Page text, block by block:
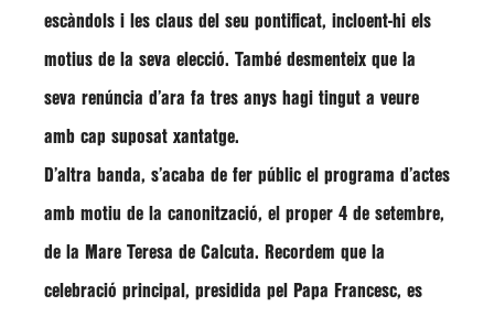
escàndols i les claus del seu pontificat, incloent-hi els
motius de la seva elecció. També desmenteix que la
seva renúncia d’ara fa tres anys hagi tingut a veure
amb cap suposat xantatge.
D’altra banda, s’acaba de fer públic el programa d’actes
amb motiu de la canonització, el proper 4 de setembre,
de la Mare Teresa de Calcuta. Recordem que la
celebració principal, presidida pel Papa Francesc, es